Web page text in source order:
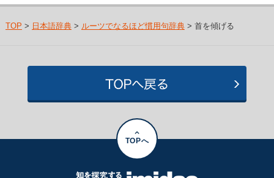
TOP > 日本語辞典> ルーツでなるほど慣用句辞典> 首を傾げる
TOPへ